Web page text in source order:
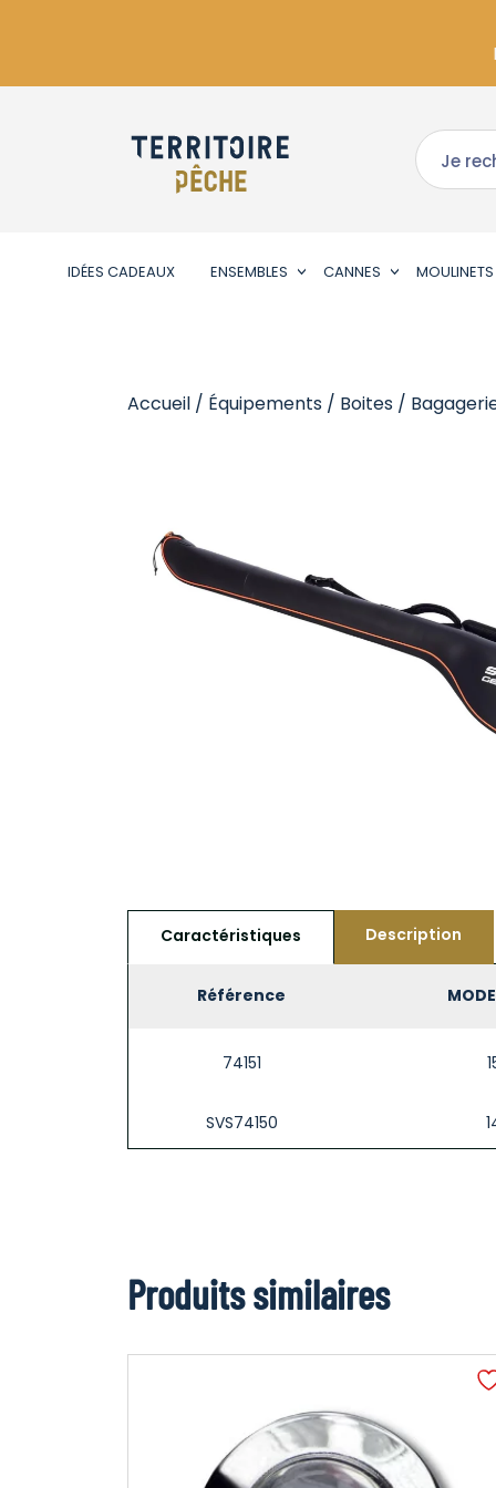
IDÉES CADEAUX ENSEMBLES CANNES MOULINETS
Accueil / Équipements / Boites /
Caractéristiques Description
Référence
74151
SVS74150
Produits similaires